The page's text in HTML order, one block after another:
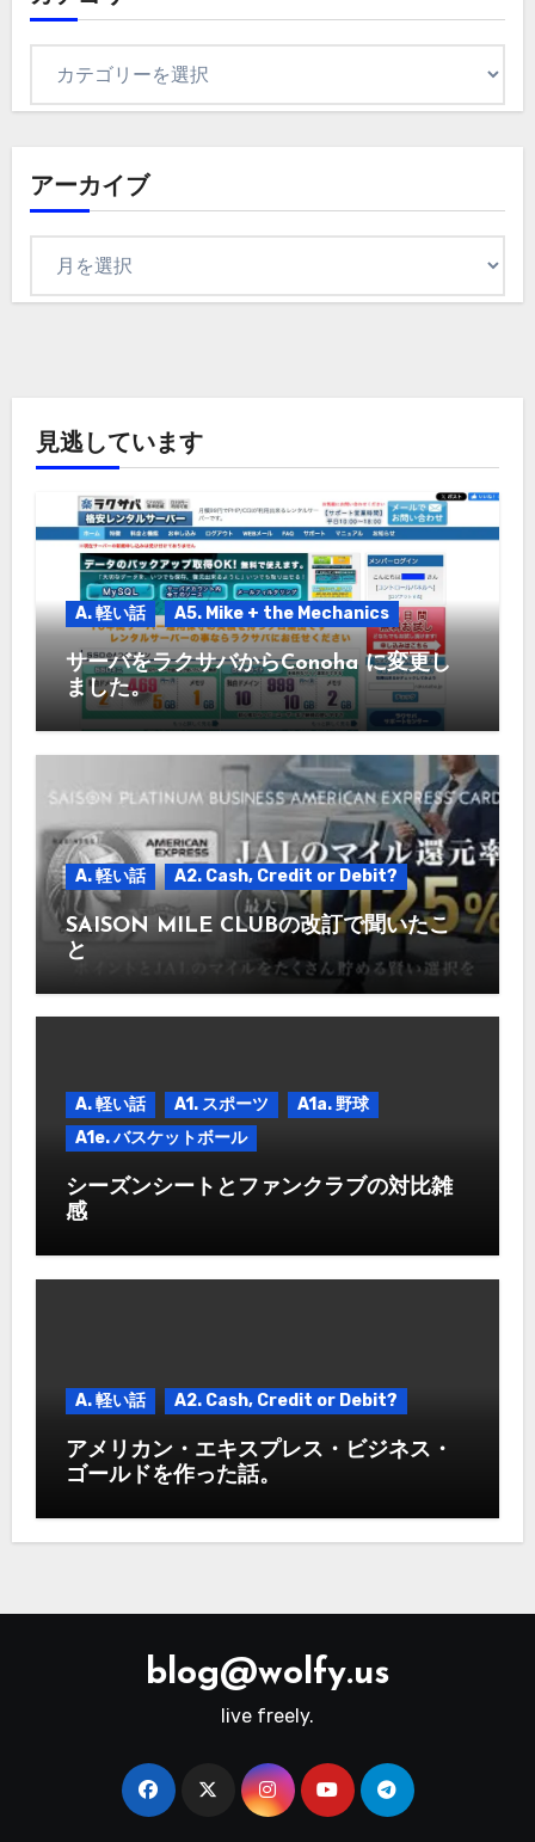
アーカイブ
見逃しています
A. 軽い話 A5. Mike + the Mechanics
サーバをラクサバからConoha に変更し
ました。
A. 軽い話 A2. Cash, Credit or Debit?
SAISON MILE CLUBの改訂で聞いたこ
と
A. 軽い話 A1. スポーツ
A1a. 野球
A1e. バスケットボール
シーズンシートとファンクラブの対比雑
感
A. 軽い話 A2. Cash, Credit or Debit?
アメリカン・エキスプレス・ビジネス・
ゴールドを作った話。
blog@wolfy.us
live freely.